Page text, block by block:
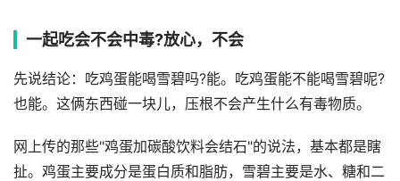
一起吃会不会中毒?放心，不会
先说结论：吃鸡蛋能喝雪碧吗?能。吃鸡蛋能不能喝雪碧呢?
也能。这俩东西碰一块儿，压根不会产生什么有毒物质。
网上传的那些"鸡蛋加碳酸饮料会结石"的说法，基本都是瞎
扯。鸡蛋主要成分是蛋白质和脂肪，雪碧主要是水、糖和二